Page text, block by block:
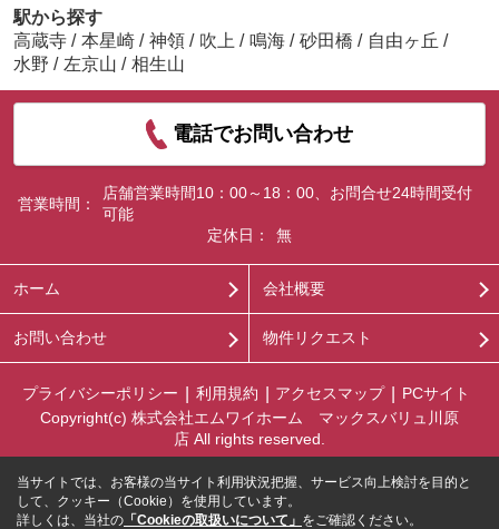
駅から探す
高蔵寺 / 本星崎 / 神領 / 吹上 / 鳴海 / 砂田橋 / 自由ヶ丘 /
水野 / 左京山 / 相生山
電話でお問い合わせ
営業時間：
店舗営業時間10：00～18：00、お問合せ24時間受付
可能
定休日：
無
ホーム 会社概要
お問い合わせ 物件リクエスト
プライバシーポリシー 利用規約 アクセスマップ
PCサイト
Copyright(c) 株式会社エムワイホーム マックスバリュ川原
店 All rights reserved.
当サイトでは、お客様の当サイト利用状況把握、サービス向上検討を目的と
して、クッキー（Cookie）を使用しています。
詳しくは、当社の 「Cookieの取扱いについて」 をご確認ください。